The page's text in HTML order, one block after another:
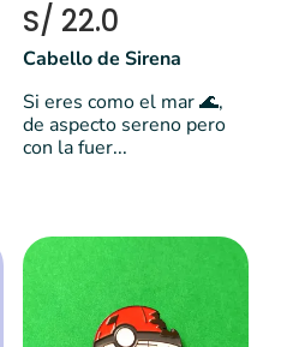
S/ 22.0
Cabello de Sirena
Si eres como el mar 🌊,
de aspecto sereno pero
con la fuer...